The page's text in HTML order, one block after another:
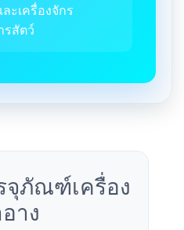
ะเครื่องจักร
รสัตว์
จุภัณฑ์เครื่อง
าง